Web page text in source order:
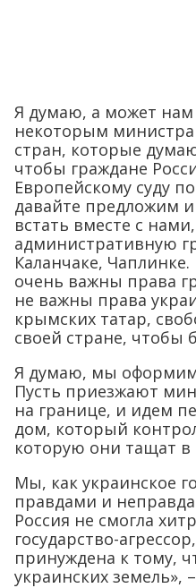
Я думаю, а может нам
некоторым
стран, которые
чтобы граждане
Европейскому суду
давайте предложим
встать вместе с
административную
Каланчаке,
очень важны права
не важны права
крымских татар,
своей стране, чтобы
Я думаю, мы
Пусть приезжают
на границе, и идем
дом, который
которую они тащат в
Мы, как украинское
правдами и
Россия не смогла
государство-
принуждена к тому,
украинских земель»,